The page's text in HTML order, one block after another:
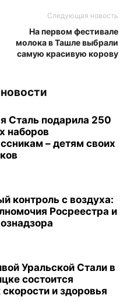
Следующая новость
На первом фестивале
молока в Ташле выбрали
самую красивую корову
Сталь подарила 250
наборов
– детям своих
контроль с воздуха:
Росреестра и
Уральской Стали в
состоится
и здоровья